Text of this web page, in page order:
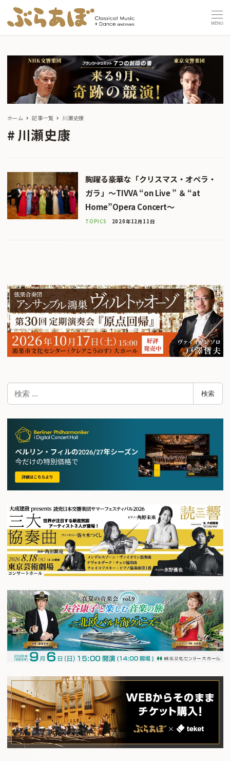
MENU
ホーム 記事一覧 川瀬史康
川瀬史康
胸躍る豪華な「クリスマス・オペラ・
ガラ」〜TIVVA “on Live ” ＆ “at
Home”Opera Concert〜
TOPICS 2020年12月11日
検
検索